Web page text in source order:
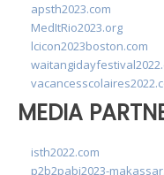
apsth2023.com
MedItRio2023.org
lcicon2023boston.com
MEDIA
isth2022.com
p2b2pabi2023-